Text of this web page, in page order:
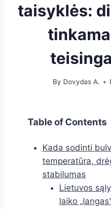
taisyklės:
By Dovydas A.
Table of Contents
Kada sodinti
temperatūra,
stabilumas
Lietuvos
laiko